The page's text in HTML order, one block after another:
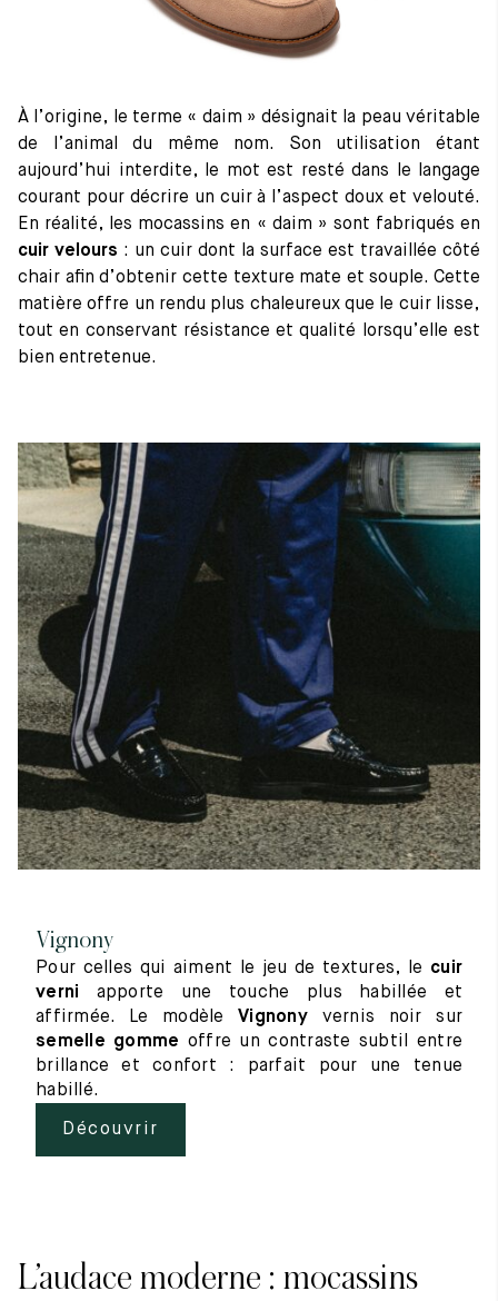
À l’origine, le terme « daim » désignait la peau véritable
de l’animal du même nom. Son utilisation étant
aujourd’hui interdite, le mot est resté dans le langage
courant pour décrire un cuir à l’aspect doux et velouté.
En réalité, les mocassins en « daim » sont fabriqués en
cuir velours : un cuir dont la surface est travaillée côté
chair afin d’obtenir cette texture mate et souple. Cette
matière offre un rendu plus chaleureux que le cuir lisse,
tout en conservant résistance et qualité lorsqu’elle est
bien entretenue.
Vignony
Pour celles qui aiment le jeu de textures, le cuir
verni apporte une touche plus habillée et
affirmée. Le modèleVignonyvernis noir sur
semelle gomme offre un contraste subtil entre
brillance et confort : parfait pour une tenue
habillé.
Découvrir
L’audace moderne : mocassins